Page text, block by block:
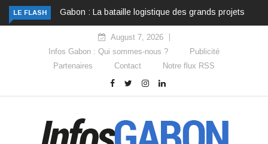
LE FLASH Gabon : La bataille logistique des grands projets
August 7, 2026
Infos Gabon : Qui sommes-nous ?
Publicité
Partenaires
Contact Notre flux RSS